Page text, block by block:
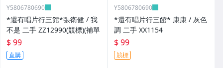
Y5806780690
*還有唱片行三館*張衛健 / 我
不是 二手 ZZ12990(競標)(補單
$ 99
直購
Y5806780690
*還有唱片行三館* 康康 / 灰色
調 二手 XX1154
$ 99
競標